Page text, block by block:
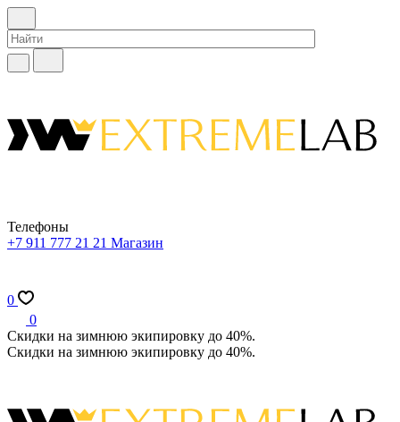
Телефоны
+7 911 777 21 21 Магазин
0
0
Скидки на зимнюю экипировку до 40%.
Скидки на зимнюю экипировку до 40%.